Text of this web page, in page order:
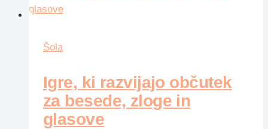
Šola
Igre, ki razvijajo občutek
za besede, zloge in
glasove